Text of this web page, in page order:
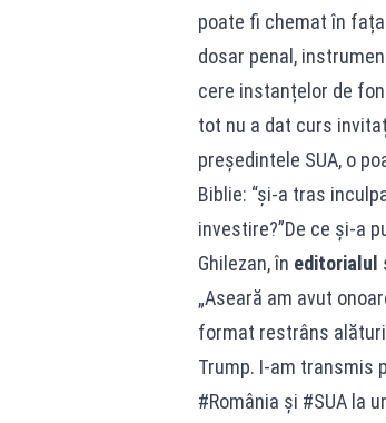
poate fi chemat în
dosar penal,
cere instanțelor de
tot nu a dat curs
președintele SUA, o
Biblie: “și-a tras
investire?”De ce și-a
Ghilezan, în editorialul
„Aseară am avut
format restrâns alături
Trump. I-am transmis
#România și #SUA la